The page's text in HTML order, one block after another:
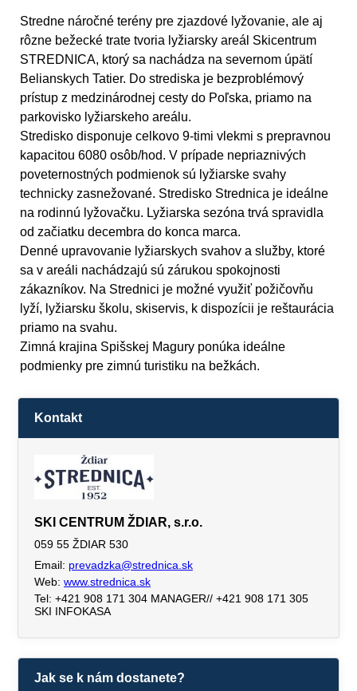
Stredne náročné terény pre zjazdové lyžovanie, ale aj
rôzne bežecké trate tvoria lyžiarsky areál Skicentrum
STREDNICA, ktorý sa nachádza na severnom úpätí
Belianskych Tatier. Do strediska je bezproblémový
prístup z medzinárodnej cesty do Poľska, priamo na
parkovisko lyžiarskeho areálu.
Stredisko disponuje celkovo 9-timi vlekmi s prepravnou
kapacitou 6080 osôb/hod. V prípade nepriaznivých
poveternostných podmienok sú lyžiarske svahy
technicky zasnežované. Stredisko Strednica je ideálne
na rodinnú lyžovačku. Lyžiarska sezóna trvá spravidla
od začiatku decembra do konca marca.
Denné upravovanie lyžiarskych svahov a služby, ktoré
sa v areáli nachádzajú sú zárukou spokojnosti
zákazníkov. Na Strednici je možné využiť požičovňu
lyží, lyžiarsku školu, skiservis, k dispozícii je reštaurácia
priamo na svahu.
Zimná krajina Spišskej Magury ponúka ideálne
podmienky pre zimnú turistiku na bežkách.
Kontakt
SKI CENTRUM ŽDIAR, s.r.o.
059 55 ŽDIAR 530
Email: prevadzka@strednica.sk
Web: www.strednica.sk
Tel: +421 908 171 304 MANAGER// +421 908 171 305
SKI INFOKASA
Jak se k nám dostanete?